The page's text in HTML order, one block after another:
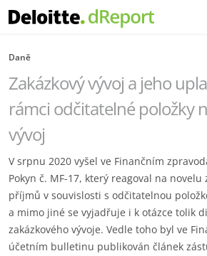
Daně
Zakázkový vývoj a jeho
rámci odčitatelné položky
vývoj
V srpnu 2020 vyšel ve Finančním
Pokyn č. MF-17, který reagoval na novelu
příjmů v souvislosti s odčitatelnou
a mimo jiné se vyjadřuje i k otázce tolik
zakázkového vývoje. Vedle toho byl ve
účetním bulletinu publikován článek